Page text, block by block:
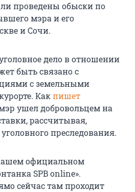
проведены обыски по
мэра и его
и Сочи.
дело в отношении
быть связано с
с земельными
Какпишет
ушел добровольцем на
рассчитывая,
преследования.
официальном
SPB online».
сейчас там проходит